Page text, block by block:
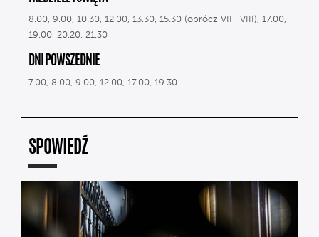
8.00, 9.00, 10.30, 12.00, 13.30, 15.30 (oprócz VII i VIII), 17.00,
19.00, 20.20, 21.30
DNI POWSZEDNIE
7.00, 8.00, 9.00, 12.00, 17.00, 19.30
SPOWIEDŹ